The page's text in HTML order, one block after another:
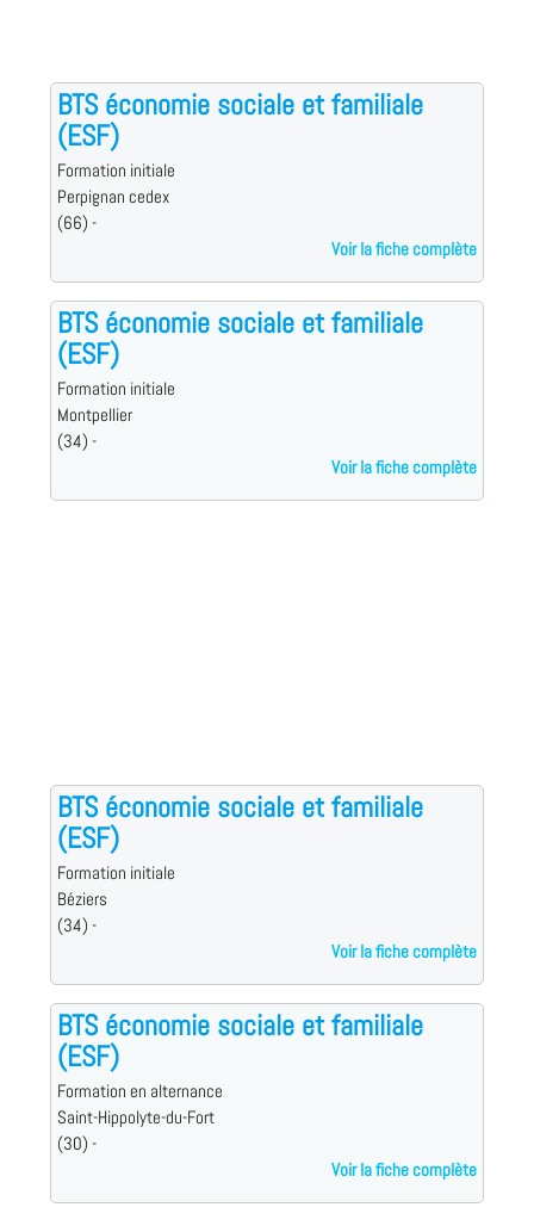
BTS économie sociale et familiale
(ESF)
Formation initiale
Perpignan cedex
(66) -
Voir la fiche complète
BTS économie sociale et familiale
(ESF)
Formation initiale
Montpellier
(34) -
Voir la fiche complète
BTS économie sociale et familiale
(ESF)
Formation initiale
Béziers
(34) -
Voir la fiche complète
BTS économie sociale et familiale
(ESF)
Formation en alternance
Saint-Hippolyte-du-Fort
(30) -
Voir la fiche complète